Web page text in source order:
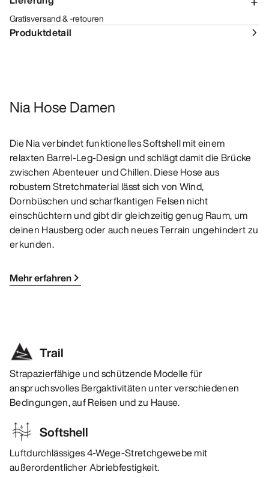
Gratisversand & -retouren
Produktdetail
Nia Hose Damen
Die Nia verbindet funktionelles Softshell mit einem
relaxten Barrel-Leg-Design und schlägt damit die Brücke
zwischen Abenteuer und Chillen. Diese Hose aus
robustem Stretchmaterial lässt sich von Wind,
Dornbüschen und scharfkantigen Felsen nicht
einschüchtern und gibt dir gleichzeitig genug Raum, um
deinen Hausberg oder auch neues Terrain ungehindert zu
erkunden.
Mehr erfahren
Trail
Strapazierfähige und schützende Modelle für
anspruchsvolles Bergaktivitäten unter verschiedenen
Bedingungen, auf Reisen und zu Hause.
Softshell
Luftdurchlässiges 4-Wege-Stretchgewebe mit
außerordentlicher Abriebfestigkeit.